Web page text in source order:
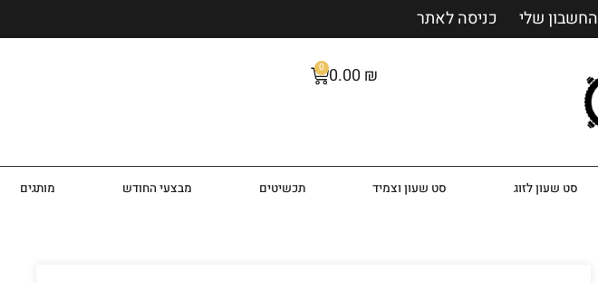
החשבון שלי כניסה לאתר
0.00 ₪
0
סט שעון לזוג סט שעון וצמיד תכשיטים מבצעי החודש מותגים